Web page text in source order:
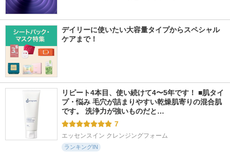
デイリーに使いたい大容量タイプからスペシャル
ケアまで！
リピート4本目、使い続けて4〜5年です！ ■肌タイ
プ・悩み 毛穴が詰まりやすい乾燥肌寄りの混合肌
です。 洗浄力が強いものだと…
7
エッセンスイン クレンジングフォーム
ランキングIN